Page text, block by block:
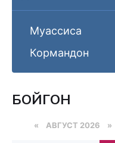
Муассиса
Кормандон
БОЙГОНӢ
« АВГУСТ 2026 »